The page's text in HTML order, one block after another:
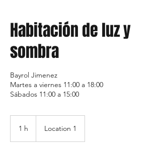
Habitación de luz y
sombra
Bayrol Jimenez
Martes a viernes 11:00 a 18:00
Sábados 11:00 a 15:00
1 h Location 1